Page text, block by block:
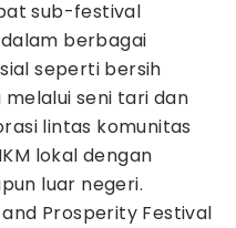
sub-festival
berbagai
seperti bersih
seni tari dan
lintas komunitas
lokal dengan
luar negeri.
Prosperity Festival